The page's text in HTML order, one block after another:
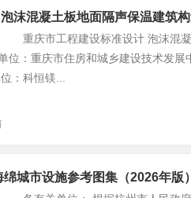
沫混凝土板地面隔声保温建筑
重庆市工程建设标准设计 泡沫混凝
位：重庆市住房和城乡建设技术发
：科恒镁...
城市设施参考图集（2026年版）